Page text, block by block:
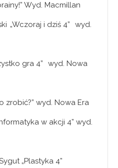
Wyd. Macmillan
„Wczoraj i dziś 4” wyd.
gra 4” wyd. Nowa
zrobić?” wyd. Nowa Era
w akcji 4” wyd.
„Plastyka 4”